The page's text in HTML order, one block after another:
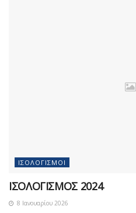
ΙΣΟΛΟΓΙΣΜΟΊ
ΙΣΟΛΟΓΙΣΜΟΣ 2024
8 Ιανουαρίου 2026